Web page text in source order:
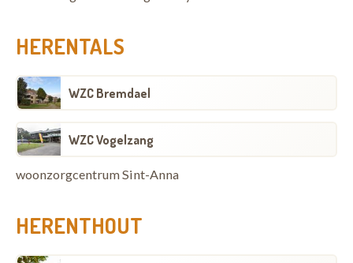
HERENTALS
WZC Bremdael
WZC Vogelzang
woonzorgcentrum Sint-Anna
HERENTHOUT